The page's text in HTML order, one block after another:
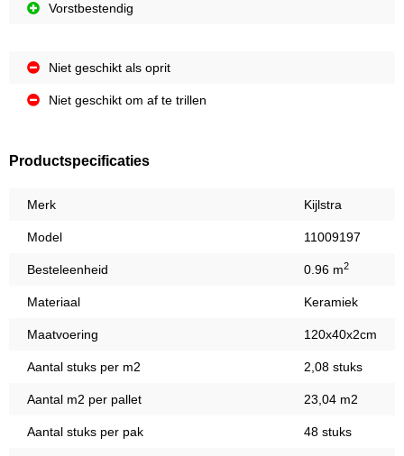
Vorstbestendig
Niet geschikt als oprit
Niet geschikt om af te trillen
Productspecificaties
Merk Kijlstra
Model 11009197
Besteleenheid 0.96 m2
Materiaal Keramiek
Maatvoering 120x40x2cm
Aantal stuks per m2 2,08 stuks
Aantal m2 per pallet 23,04 m2
Aantal stuks per pak 48 stuks